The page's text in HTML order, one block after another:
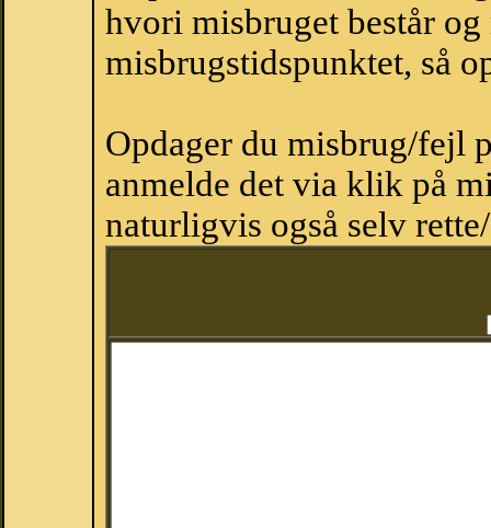
hvori misbruget består
misbrugstidspunktet, så
Opdager du misbrug/fejl
anmelde det via klik på
naturligvis også selv